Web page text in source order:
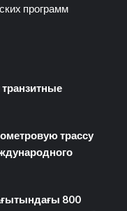
программ
трассу
800